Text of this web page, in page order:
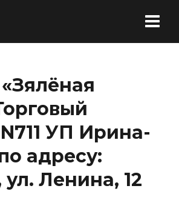
УП Ирина-
адресу:
ул. Ленина, 12